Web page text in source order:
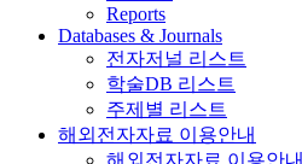
Reports
Databases & Journals
전자저널 리스트
학술DB 리스트
주제별 리스트
해외전자자료 이용안내
해외전자자료 이용안내